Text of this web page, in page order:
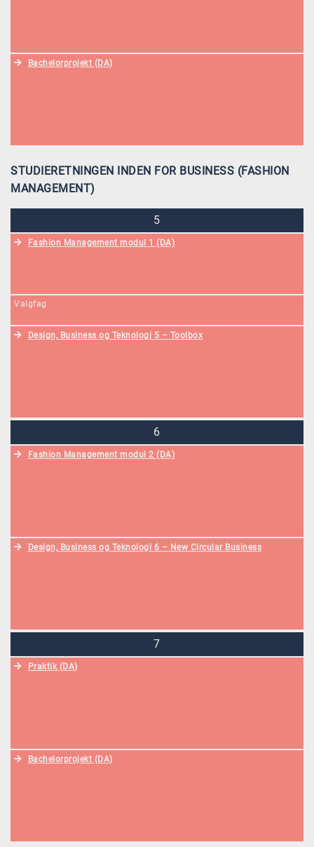
Bachelorprojekt (DA)
STUDIERETNINGEN INDEN FOR BUSINESS (FASHION
MANAGEMENT)
5
Fashion Management modul 1 (DA)
Valgfag
Design, Business og Teknologi 5 – Toolbox
6
Fashion Management modul 2 (DA)
Design, Business og Teknologi 6 – New Circular Business
7
Praktik (DA)
Bachelorprojekt (DA)